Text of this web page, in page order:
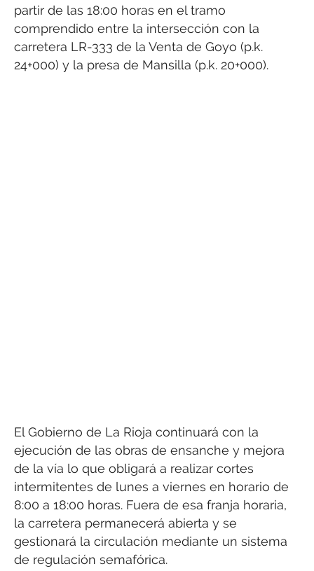
partir de las 18:00 horas en el tramo
comprendido entre la intersección con la
carretera LR-333 de la Venta de Goyo (p.k.
24+000) y la presa de Mansilla (p.k. 20+000).
El Gobierno de La Rioja continuará con la
ejecución de las obras de ensanche y mejora
de la vía lo que obligará a realizar cortes
intermitentes de lunes a viernes en horario de
8:00 a 18:00 horas. Fuera de esa franja horaria,
la carretera permanecerá abierta y se
gestionará la circulación mediante un sistema
de regulación semafórica.